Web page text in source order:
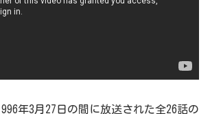
年3月27日の間に放送された全26話の